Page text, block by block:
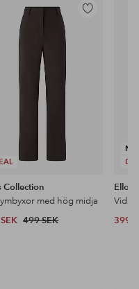
Lägg
Collection
med hög midja
499 SEK
Ellos
399